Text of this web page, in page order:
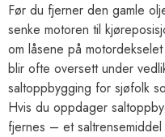
Før du fjerner den gamle
senke motoren til
om låsene på
blir ofte oversett under
saltoppbygging for sjøfolk
Hvis du oppdager
fjernes – et